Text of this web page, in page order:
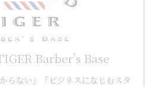
Barber's Base
らない」「ビジネスになじむスタ